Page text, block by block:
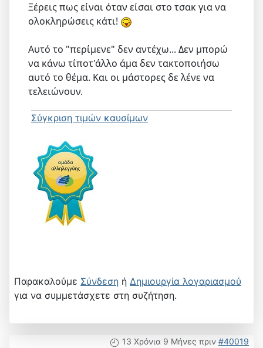
Ξέρεις πως είναι όταν είσαι στο τσακ για να
ολοκληρώσεις κάτι!
Αυτό το "περίμενε" δεν αντέχω... Δεν μπορώ
να κάνω τίποτ'άλλο άμα δεν τακτοποιήσω
αυτό το θέμα. Και οι μάστορες δε λένε να
τελειώνουν.
Σύγκριση τιμών καυσίμων
Παρακαλούμε Σύνδεση ή Δημιουργία λογαριασμού
για να συμμετάσχετε στη συζήτηση.
13 Χρόνια 9 Μήνες πριν #40019